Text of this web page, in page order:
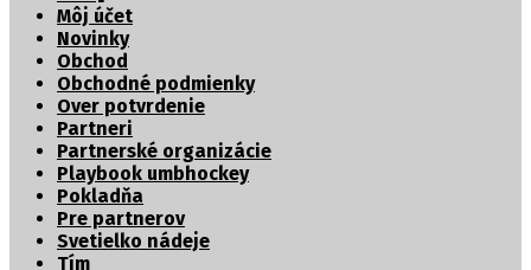
Môj účet
Novinky
Obchod
Obchodné podmienky
Over potvrdenie
Partneri
Partnerské organizácie
Playbook umbhockey
Pokladňa
Pre partnerov
Svetielko nádeje
Tím